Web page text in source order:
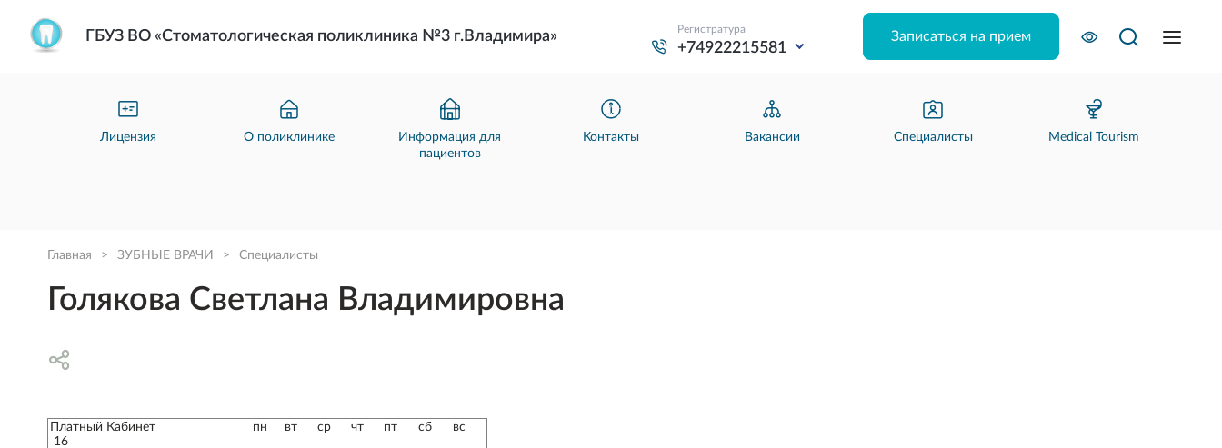
Лицензия О поликлинике
Информация для
пациентов
Контакты Вакансии Специалисты Medical Tourism
Главная > ЗУБНЫЕ ВРАЧИ > Специалисты
Голякова Светлана Владимировна
Платный Кабинет пн вт ср чт пт сб
вс
16
ГБУЗ ВО «Стоматологическая поликлиника №3 г.Владимира» Регистратура
+74922215581
Записаться на прием